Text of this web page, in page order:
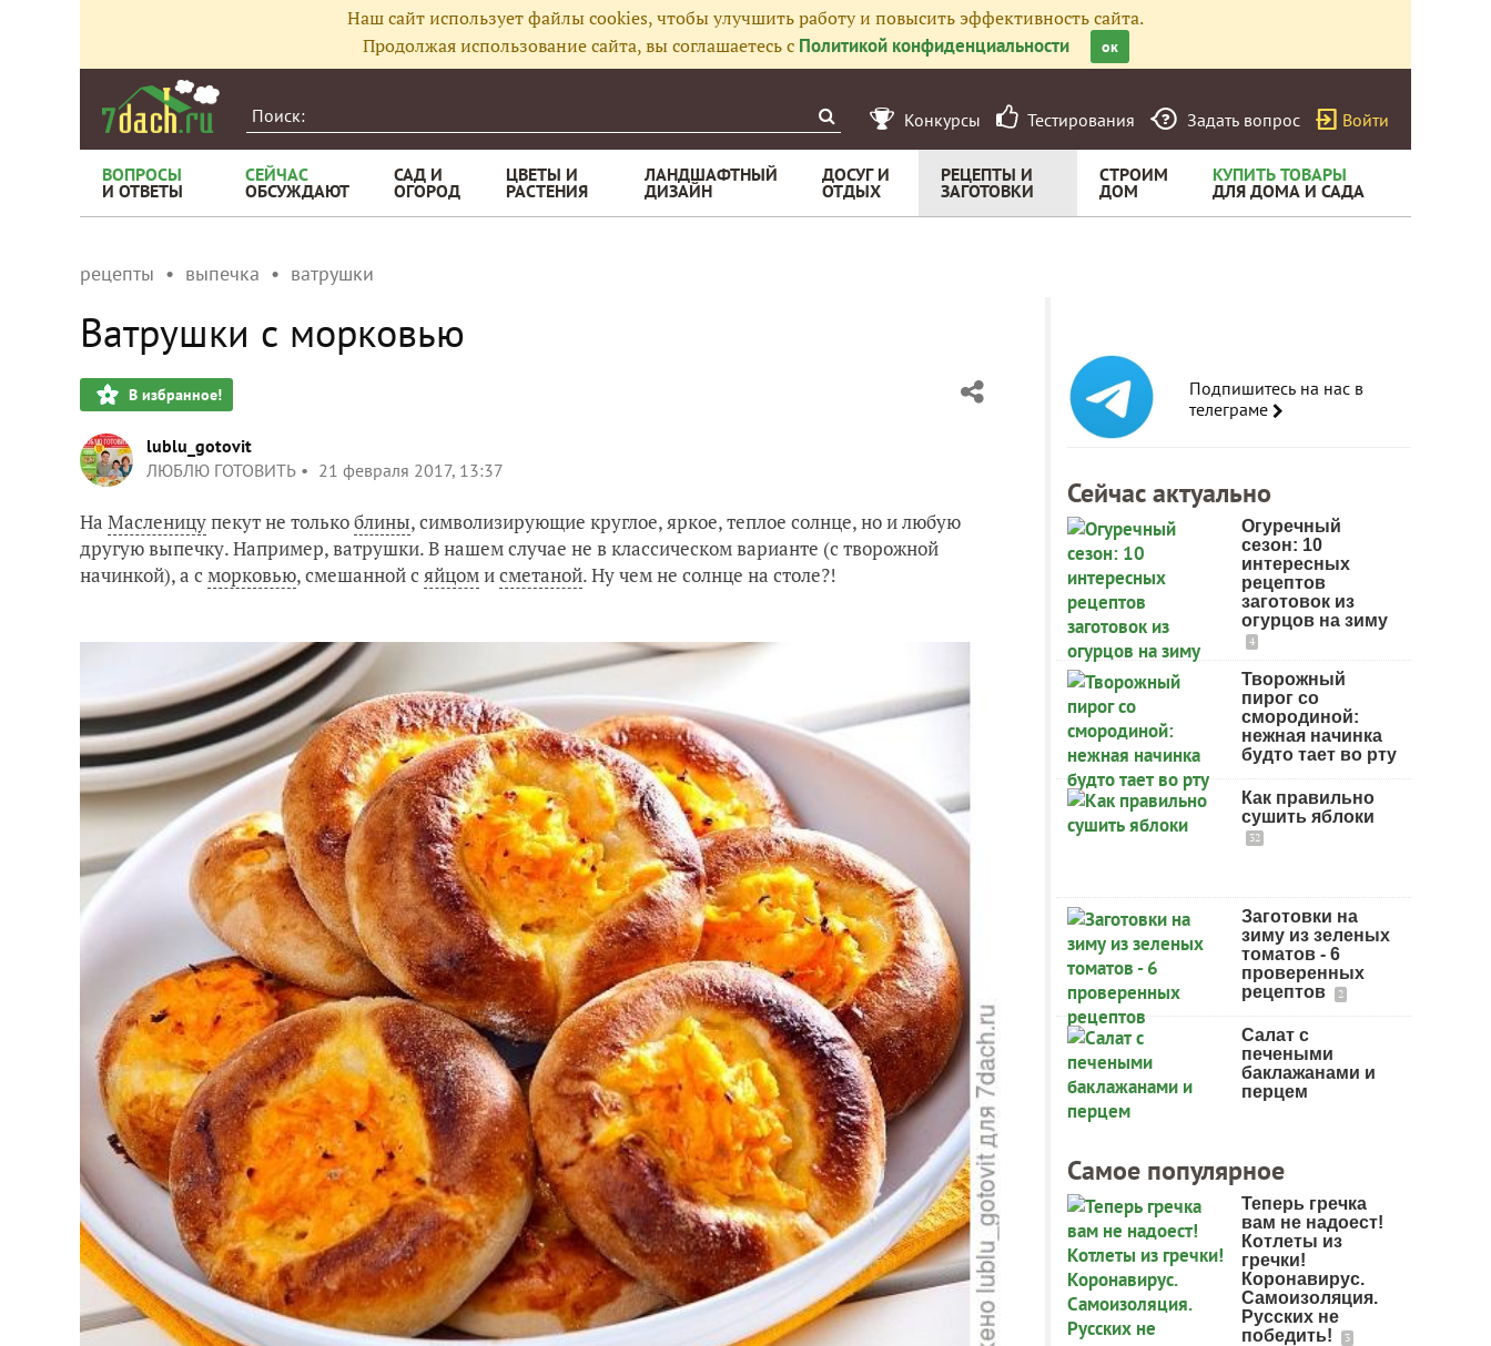
Наш сайт использует файлы cookies, чтобы улучшить работу и повысить эффективность сайта.
Продолжая использование сайта, вы соглашаетесь с Политикой конфиденциальности ок
Конкурсы Тестирования Задать вопрос Войти
ВОПРОСЫ
И ОТВЕТЫ
СЕЙЧАС
ОБСУЖДАЮТ
САД И
ОГОРОД
ЦВЕТЫ И
РАСТЕНИЯ
ЛАНДШАФТНЫЙ
ДИЗАЙН
ДОСУГ И
ОТДЫХ
РЕЦЕПТЫ И
ЗАГОТОВКИ
СТРОИМ
ДОМ
КУПИТЬ ТОВАРЫ
ДЛЯ ДОМА И САДА
рецепты выпечка ватрушки
Ватрушки с морковью
В избранное!
lublu_gotovit
ЛЮБЛЮ ГОТОВИТЬ
21 февраля 2017, 13:37
На Масленицупекут не толькоблины, символизирующие круглое, яркое, теплое солнце, но и любую
другую выпечку. Например, ватрушки. В нашем случае не в классическом варианте (с творожной
начинкой), а с морковью, смешанной с яйцомисметаной. Ну чем не солнце на столе?!
Подпишитесь на нас в
телеграме
Сейчас актуально
Огуречный
сезон: 10
интересных
рецептов
заготовок из
огурцов на зиму
4
Творожный
пирог со
смородиной:
нежная начинка
будто тает во рту
Как правильно
сушить яблоки
32
Заготовки на
зиму из зеленых
томатов - 6
проверенных
рецептов
2
Салат с
печеными
баклажанами и
перцем
Самое популярное
Теперь гречка
вам не надоест!
Котлеты из
гречки!
Коронавирус.
Самоизоляция.
Русских не
победить!
3